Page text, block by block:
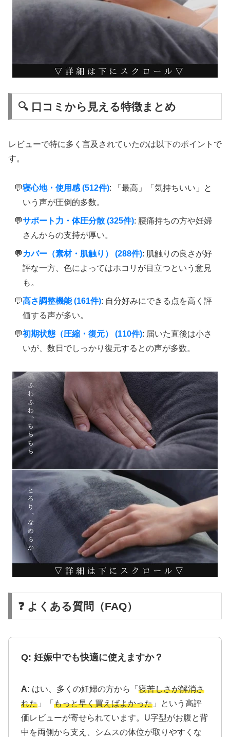
🔍 口コミから見える特徴まとめ
レビューで特に多く言及されていたのは以下のポイントで
す。
寝心地・使用感 (512件): 「最高」「気持ちいい」と
いう声が圧倒的多数。
サポート力・体圧分散 (325件): 腰痛持ちの方や妊婦
さんからの支持が厚い。
カバー（素材・肌触り） (288件): 肌触りの良さが好
評な一方、色によってはホコリが目立つという意見
も。
高さ調整機能 (161件): 自分好みにできる点を高く評
価する声が多い。
初期状態（圧縮・復元） (110件): 届いた直後は小さ
いが、数日でしっかり復元するとの声が多数。
❓ よくある質問（FAQ）
Q: 妊娠中でも快適に使えますか？
A: はい、多くの妊婦の方から「 寝苦しさが解消さ
れた 」「 もっと早く買えばよかった 」という高評
価レビューが寄せられています。U字型がお腹と背
中を両側から支え、シムスの体位が取りやすくな